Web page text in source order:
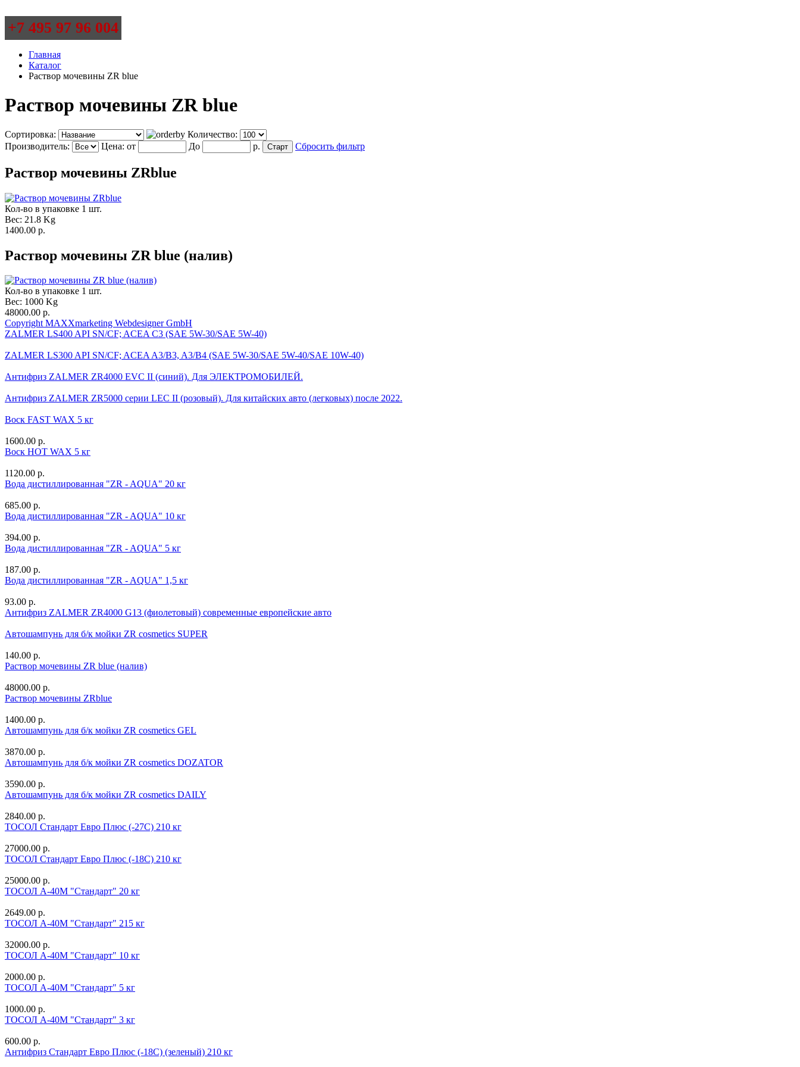
+7 495 97 96 004
Главная
Каталог
Раствор мочевины ZR blue
Раствор мочевины ZR blue
Сортировка:
Количество:
Производитель:
Цена: от До р. Сбросить фильтр
Раствор мочевины ZRblue
Кол-во в упаковке 1 шт.
Вес: 21.8 Kg
1400.00 р.
Раствор мочевины ZR blue (налив)
Кол-во в упаковке 1 шт.
Вес: 1000 Kg
48000.00 р.
Copyright MAXXmarketing Webdesigner GmbH
ZALMER LS400 API SN/CF; ACEA C3 (SAE 5W-30/SAE 5W-40)
ZALMER LS300 API SN/CF; ACEA A3/B3, A3/B4 (SAE 5W-30/SAE 5W-40/SAE 10W-40)
Антифриз ZALMER ZR4000 EVC II (синий). Для ЭЛЕКТРОМОБИЛЕЙ.
Антифриз ZALMER ZR5000 серии LEC II (розовый). Для китайских авто (легковых) после 2022.
Воск FAST WAX 5 кг
1600.00 р.
Воск HOT WAX 5 кг
1120.00 р.
Вода дистиллированная "ZR - AQUA" 20 кг
685.00 р.
Вода дистиллированная "ZR - AQUA" 10 кг
394.00 р.
Вода дистиллированная "ZR - AQUA" 5 кг
187.00 р.
Вода дистиллированная "ZR - AQUA" 1,5 кг
93.00 р.
Антифриз ZALMER ZR4000 G13 (фиолетовый) современные европейские авто
Автошампунь для б/к мойки ZR cosmetics SUPER
140.00 р.
Раствор мочевины ZR blue (налив)
48000.00 р.
Раствор мочевины ZRblue
1400.00 р.
Автошампунь для б/к мойки ZR cosmetics GEL
3870.00 р.
Автошампунь для б/к мойки ZR cosmetics DOZATOR
3590.00 р.
Автошампунь для б/к мойки ZR cosmetics DAILY
2840.00 р.
ТОСОЛ Стандарт Евро Плюс (-27С) 210 кг
27000.00 р.
ТОСОЛ Стандарт Евро Плюс (-18С) 210 кг
25000.00 р.
ТОСОЛ А-40М "Стандарт" 20 кг
2649.00 р.
ТОСОЛ А-40М "Стандарт" 215 кг
32000.00 р.
ТОСОЛ А-40М "Стандарт" 10 кг
2000.00 р.
ТОСОЛ А-40М "Стандарт" 5 кг
1000.00 р.
ТОСОЛ А-40М "Стандарт" 3 кг
600.00 р.
Антифриз Стандарт Евро Плюс (-18С) (зеленый) 210 кг